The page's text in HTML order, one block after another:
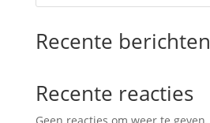
Recente berichten
Recente reacties